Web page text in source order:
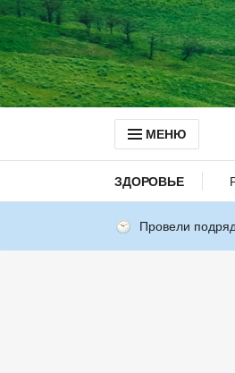
МЕНЮ
ЗДОРОВЬЕ
Провели